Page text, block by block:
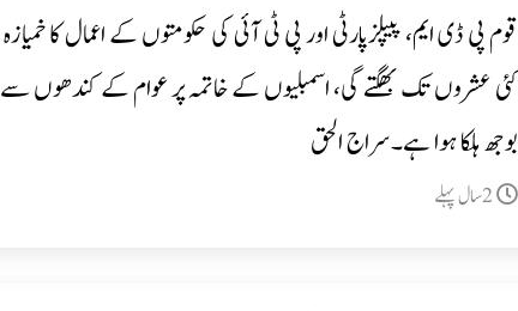
قوم پی ڈی ایم، پیپلزپارٹی اور پی ٹی آئی کی حکومتوں کے اعمال کا خمیازہ
کئی عشروں تک بھگتے گی، اسمبلیوں کے خاتمہ پر عوام کے کندھوں سے
بوجھ ہلکا ہوا ہے۔سراج الحق